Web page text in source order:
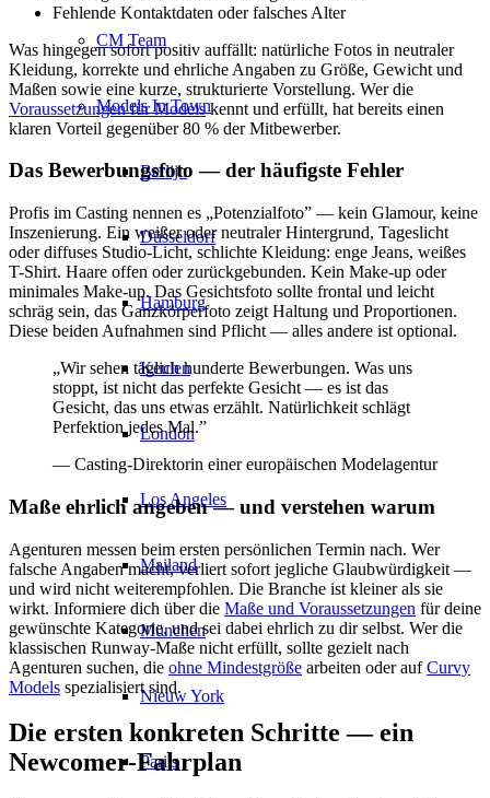
CM Team
Models In Town
Berlijn
Düsseldorf
Hamburg
Keulen
London
Los Angeles
Mailand
München
Nieuw York
Parijs
Fehlende Kontaktdaten oder falsches Alter
Was hingegen sofort positiv auffällt: natürliche Fotos in neutraler
Kleidung, korrekte und ehrliche Angaben zu Größe, Gewicht und
Maßen sowie eine kurze, strukturierte Vorstellung. Wer die
Voraussetzungen für Modelskennt und erfüllt, hat bereits einen
klaren Vorteil gegenüber 80 % der Mitbewerber.
Das Bewerbungsfoto — der häufigste Fehler
Profis im Casting nennen es „Potenzialfoto” — kein Glamour, keine
Inszenierung. Ein weißer oder neutraler Hintergrund, Tageslicht
oder diffuses Studio-Licht, schlichte Kleidung: enge Jeans, weißes
T-Shirt. Haare offen oder zurückgebunden. Kein Make-up oder
minimales Make-up. Das Gesichtsfoto sollte frontal und leicht
schräg sein, das Ganzkörperfoto zeigt Haltung und Proportionen.
Diese beiden Aufnahmen sind Pflicht — alles andere ist optional.
„Wir sehen täglich hunderte Bewerbungen. Was uns
stoppt, ist nicht das perfekte Gesicht — es ist das
Gesicht, das uns etwas erzählt. Natürlichkeit schlägt
Perfektion jedes Mal.”
— Casting-Direktorin einer europäischen Modelagentur
Maße ehrlich angeben — und verstehen warum
Agenturen messen beim ersten persönlichen Termin nach. Wer
falsche Angaben macht, verliert sofort jegliche Glaubwürdigkeit —
und wird nicht weiterempfohlen. Die Branche ist kleiner als sie
wirkt. Informiere dich über die Maße und Voraussetzungen für deine
gewünschte Kategorie, und sei dabei ehrlich zu dir selbst. Wer die
klassischen Runway-Maße nicht erfüllt, sollte gezielt nach
Agenturen suchen, die ohne Mindestgröße arbeiten oder aufCurvy
Models spezialisiert sind.
Die ersten konkreten Schritte — ein
Newcomer-Fahrplan